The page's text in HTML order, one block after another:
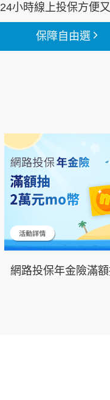
24小時線上投保方便
保障自由選
網路投保年金險滿